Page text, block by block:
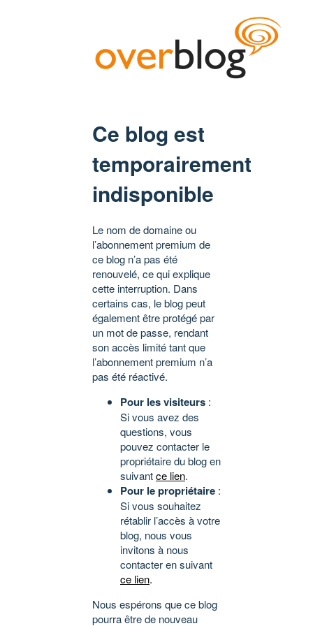
Ce blog est
temporairement
indisponible
Le nom de domaine ou
l’abonnement premium de
ce blog n’a pas été
renouvelé, ce qui explique
cette interruption. Dans
certains cas, le blog peut
également être protégé par
un mot de passe, rendant
son accès limité tant que
l’abonnement premium n’a
pas été réactivé.
Pour les visiteurs :
Si vous avez des
questions, vous
pouvez contacter le
propriétaire du blog en
suivantce lien.
Pour le propriétaire :
Si vous souhaitez
rétablir l’accès à votre
blog, nous vous
invitons à nous
contacter en suivant
ce lien.
Nous espérons que ce blog
pourra être de nouveau